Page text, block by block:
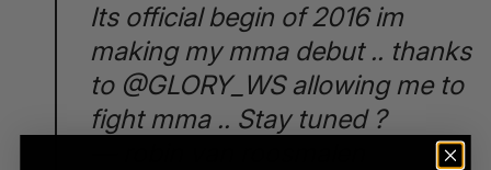
Its official begin of 2016 im
making my mma debut .. thanks
to @GLORY_WSallowing me to
fight mma .. Stay tuned ?